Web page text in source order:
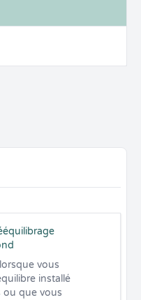
vous
installé
que vous